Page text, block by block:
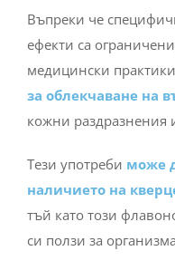
Въпреки че
ефекти са
медицински
за облекчаване на
кожни раздразнения
Тези употреби може
наличието на
тъй като този
си ползи за